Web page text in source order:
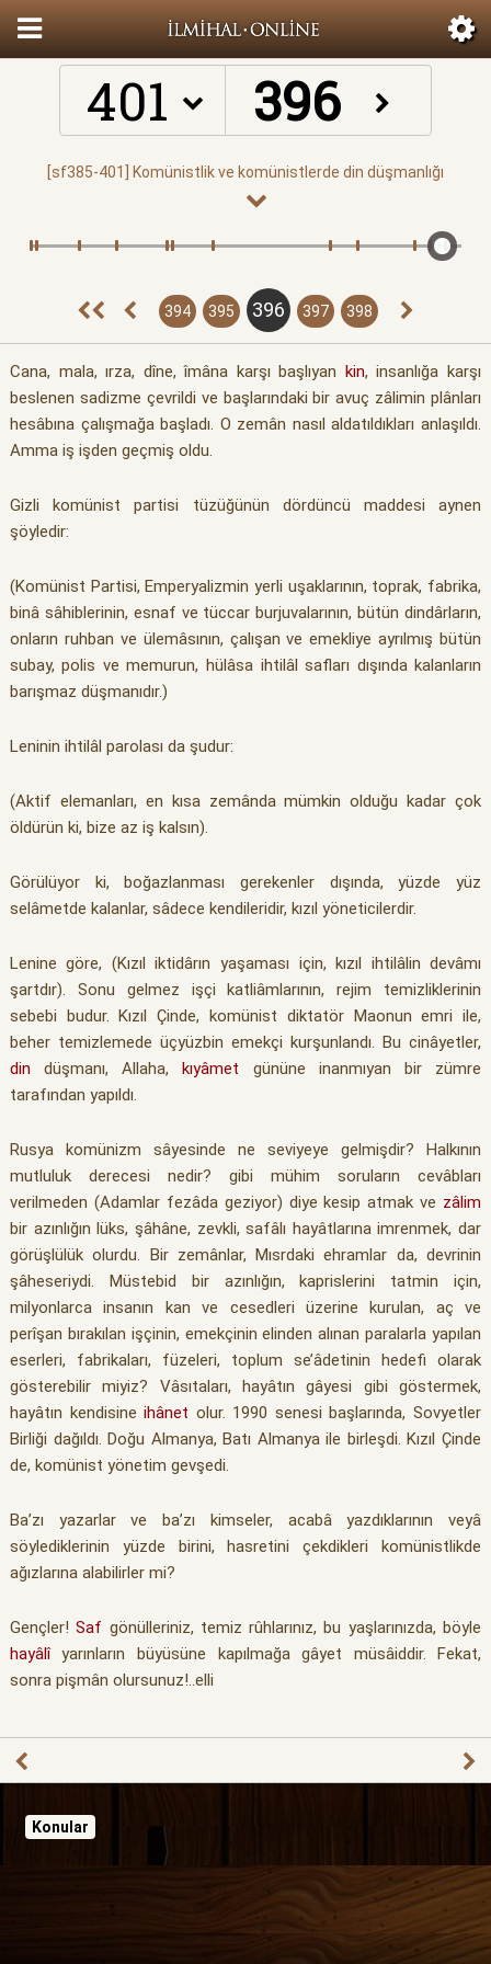
401
394 395 396 397 398
Cana, mala, ırza, dîne, îmâna karşı başlıyan kin, insanlığa karşı
beslenen sadizme çevrildi ve başlarındaki bir avuç zâlimin plânları
hesâbına çalışmağa başladı. O zemân nasıl aldatıldıkları anlaşıldı.
Amma iş işden geçmiş oldu.
Gizli komünist partisi tüzüğünün dördüncü maddesi aynen
şöyledir:
(Komünist Partisi, Emperyalizmin yerli uşaklarının, toprak, fabrika,
binâ sâhiblerinin, esnaf ve tüccar burjuvalarının, bütün dindârların,
onların ruhban ve ülemâsının, çalışan ve emekliye ayrılmış bütün
subay, polis ve memurun, hülâsa ihtilâl safları dışında kalanların
barışmaz düşmanıdır.)
Leninin ihtilâl parolası da şudur:
(Aktif elemanları, en kısa zemânda mümkin olduğu kadar çok
öldürün ki, bize az iş kalsın).
Görülüyor ki, boğazlanması gerekenler dışında, yüzde yüz
selâmetde kalanlar, sâdece kendileridir, kızıl yöneticilerdir.
Lenine göre, (Kızıl iktidârın yaşaması için, kızıl ihtilâlin devâmı
şartdır). Sonu gelmez işçi katliâmlarının, rejim temizliklerinin
sebebi budur. Kızıl Çinde, komünist diktatör Maonun emri ile,
beher temizlemede üçyüzbin emekçi kurşunlandı. Bu cinâyetler,
din düşmanı, Allaha, kıyâmet gününe inanmıyan bir zümre
tarafından yapıldı.
Rusya komünizm sâyesinde ne seviyeye gelmişdir? Halkının
mutluluk derecesi nedir? gibi mühim soruların cevâbları
verilmeden (Adamlar fezâda geziyor) diye kesip atmak ve zâlim
bir azınlığın lüks, şâhâne, zevkli, safâlı hayâtlarına imrenmek, dar
görüşlülük olurdu. Bir zemânlar, Mısrdaki ehramlar da, devrinin
şâheseriydi. Müstebid bir azınlığın, kaprislerini tatmin için,
milyonlarca insanın kan ve cesedleri üzerine kurulan, aç ve
perîşan bırakılan işçinin, emekçinin elinden alınan paralarla yapılan
eserleri, fabrikaları, füzeleri, toplum se’âdetinin hedefi olarak
gösterebilir miyiz? Vâsıtaları, hayâtın gâyesi gibi göstermek,
hayâtın kendisineihânet olur. 1990 senesi başlarında, Sovyetler
Birliği dağıldı. Doğu Almanya, Batı Almanya ile birleşdi. Kızıl Çinde
de, komünist yönetim gevşedi.
Ba’zı yazarlar ve ba’zı kimseler, acabâ yazdıklarının veyâ
söylediklerinin yüzde birini, hasretini çekdikleri komünistlikde
ağızlarına alabilirler mi?
Gençler!Saf gönülleriniz, temiz rûhlarınız, bu yaşlarınızda, böyle
hayâlîyarınların büyüsüne kapılmağa gâyet müsâiddir. Fekat,
sonra pişmân olursunuz!..elli
Konular